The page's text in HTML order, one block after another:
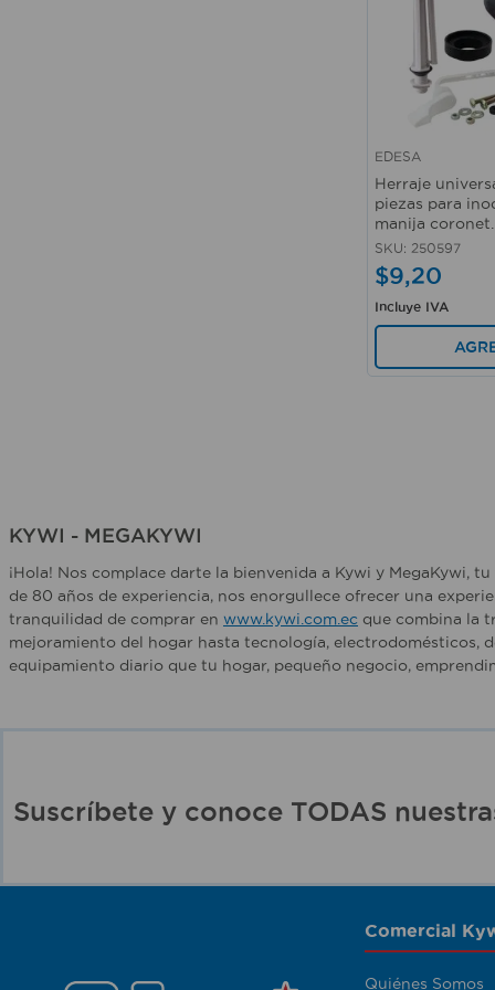
EDESA
Herraje
piezas para
manija coronet.
SKU: 250597
$9,20
Incluye IVA
KYWI - MEGAKYWI
¡Hola! Nos complace darte la bienvenida a Kywi y
de 80 años de experiencia, nos enorgullece ofrecer una
tranquilidad de comprar en www.kywi.com.ec que combina la
mejoramiento del hogar hasta tecnología, electrodomésticos,
equipamiento diario que tu hogar, pequeño negocio,
Suscríbete y conoce TODAS
Comercial
Quiénes Somos